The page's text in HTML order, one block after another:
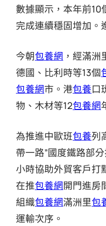
數據顯示，本年前10
完成連續穩固增加。
今朝包養網 ，經滿
德國、比利時等13個
包養網市。港包養口
物、木材等12包養網
為推進中歐班包養列
帶一路”國度鐵路部
小時協助外貿客戶
在推包養網開門進房
組織包養網滿洲里包
運輸次序。